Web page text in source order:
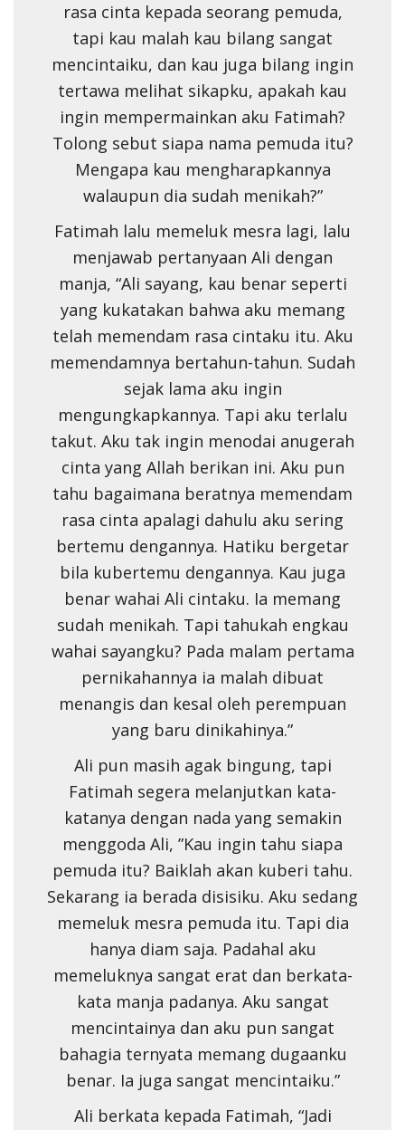
rasa cinta kepada seorang pemuda,
tapi kau malah kau bilang sangat
mencintaiku, dan kau juga bilang ingin
tertawa melihat sikapku, apakah kau
ingin mempermainkan aku Fatimah?
Tolong sebut siapa nama pemuda itu?
Mengapa kau mengharapkannya
walaupun dia sudah menikah?”
Fatimah lalu memeluk mesra lagi, lalu
menjawab pertanyaan Ali dengan
manja, “Ali sayang, kau benar seperti
yang kukatakan bahwa aku memang
telah memendam rasa cintaku itu. Aku
memendamnya bertahun-tahun. Sudah
sejak lama aku ingin
mengungkapkannya. Tapi aku terlalu
takut. Aku tak ingin menodai anugerah
cinta yang Allah berikan ini. Aku pun
tahu bagaimana beratnya memendam
rasa cinta apalagi dahulu aku sering
bertemu dengannya. Hatiku bergetar
bila kubertemu dengannya. Kau juga
benar wahai Ali cintaku. Ia memang
sudah menikah. Tapi tahukah engkau
wahai sayangku? Pada malam pertama
pernikahannya ia malah dibuat
menangis dan kesal oleh perempuan
yang baru dinikahinya.”
Ali pun masih agak bingung, tapi
Fatimah segera melanjutkan kata-
katanya dengan nada yang semakin
menggoda Ali, ”Kau ingin tahu siapa
pemuda itu? Baiklah akan kuberi tahu.
Sekarang ia berada disisiku. Aku sedang
memeluk mesra pemuda itu. Tapi dia
hanya diam saja. Padahal aku
memeluknya sangat erat dan berkata-
kata manja padanya. Aku sangat
mencintainya dan aku pun sangat
bahagia ternyata memang dugaanku
benar. Ia juga sangat mencintaiku.”
Ali berkata kepada Fatimah, “Jadi